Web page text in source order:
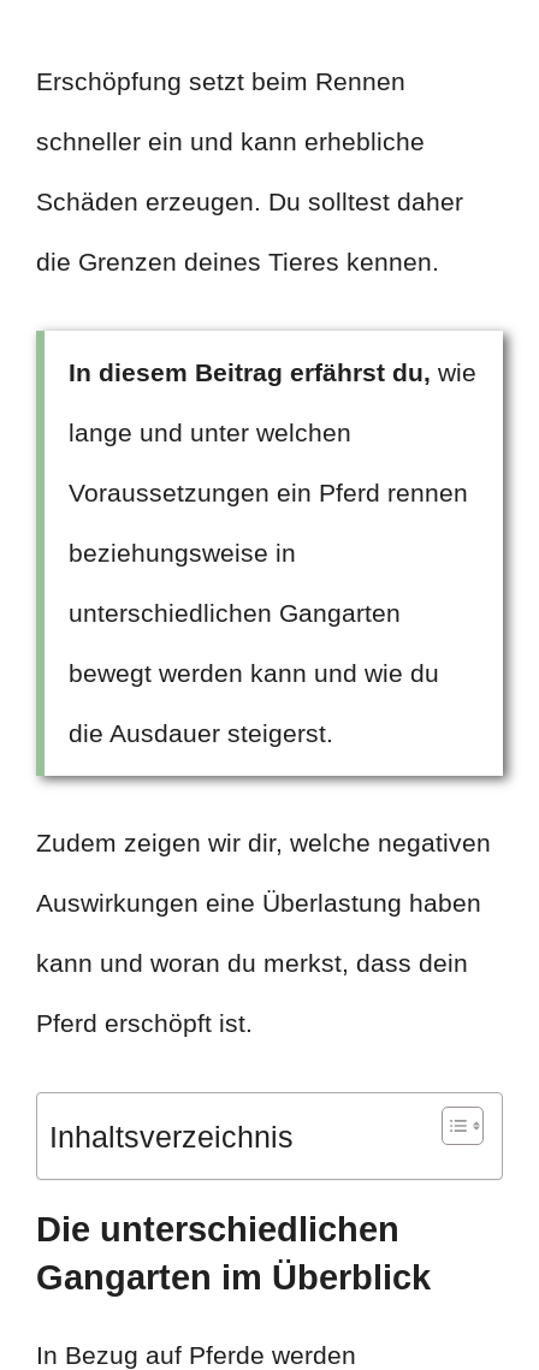
Erschöpfung setzt beim Rennen
schneller ein und kann erhebliche
Schäden erzeugen. Du solltest daher
die Grenzen deines Tieres kennen.
In diesem Beitrag erfährst du, wie
lange und unter welchen
Voraussetzungen ein Pferd rennen
beziehungsweise in
unterschiedlichen Gangarten
bewegt werden kann und wie du
die Ausdauer steigerst.
Zudem zeigen wir dir, welche negativen
Auswirkungen eine Überlastung haben
kann und woran du merkst, dass dein
Pferd erschöpft ist.
Inhaltsverzeichnis
Die unterschiedlichen
Gangarten im Überblick
In Bezug auf Pferde werden